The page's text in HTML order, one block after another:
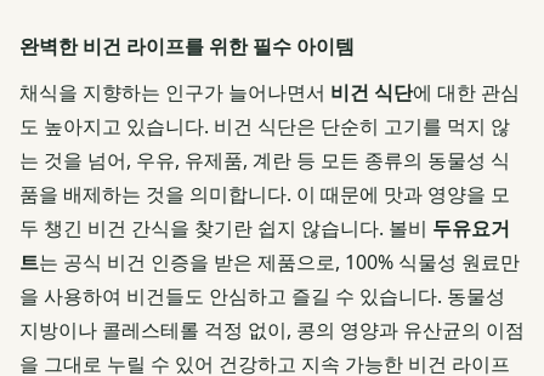
완벽한 비건 라이프를 위한 필수 아이템
채식을 지향하는 인구가 늘어나면서 비건 식단에 대한 관심
도 높아지고 있습니다. 비건 식단은 단순히 고기를 먹지 않
는 것을 넘어, 우유, 유제품, 계란 등 모든 종류의 동물성 식
품을 배제하는 것을 의미합니다. 이 때문에 맛과 영양을 모
두 챙긴 비건 간식을 찾기란 쉽지 않습니다. 볼비 두유요거
트는 공식 비건 인증을 받은 제품으로, 100% 식물성 원료만
을 사용하여 비건들도 안심하고 즐길 수 있습니다. 동물성
지방이나 콜레스테롤 걱정 없이, 콩의 영양과 유산균의 이점
을 그대로 누릴 수 있어 건강하고 지속 가능한 비건 라이프